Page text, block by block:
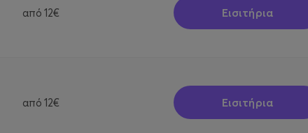
από 12€ Εισιτήρια
από 12€ Εισιτήρια